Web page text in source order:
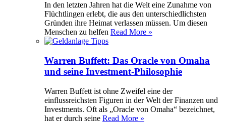
In den letzten Jahren hat die Welt eine Zunahme von
Flüchtlingen erlebt, die aus den unterschiedlichsten
Gründen ihre Heimat verlassen müssen. Um diesen
Menschen zu helfen Read More »
Warren Buffett: Das Oracle von Omaha
und seine Investment-Philosophie
Warren Buffett ist ohne Zweifel eine der
einflussreichsten Figuren in der Welt der Finanzen und
Investments. Oft als „Oracle von Omaha“ bezeichnet,
hat er durch seine Read More »